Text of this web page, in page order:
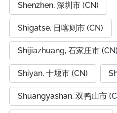
Shenzhen, 深圳市 (CN)
Shigatse, 日喀则市 (CN)
Shijiazhuang, 石家庄市 (CN)
Shiyan, 十堰市 (CN)
Shuangyashan, 双鸭山市